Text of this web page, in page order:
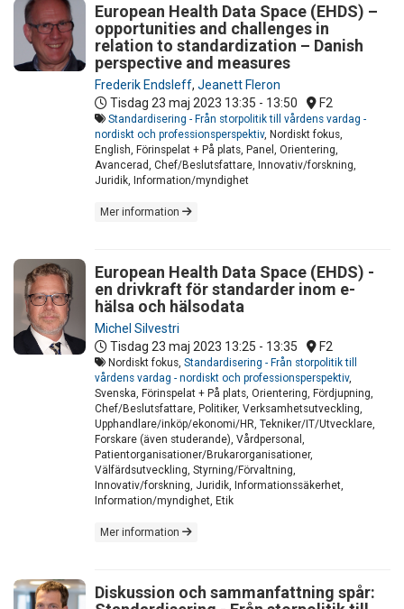
European Health Data Space (EHDS) –
opportunities and challenges in
relation to standardization – Danish
perspective and measures
Frederik Endsleff, Jeanett Fleron
Tisdag 23 maj 2023 13:35 - 13:50 F2
Standardisering - Från storpolitik till vårdens vardag -
nordiskt och professionsperspektiv, Nordiskt fokus,
English, Förinspelat + På plats, Panel, Orientering,
Avancerad, Chef/Beslutsfattare, Innovativ/forskning,
Juridik, Information/myndighet
Mer information
European Health Data Space (EHDS) -
en drivkraft för standarder inom e-
hälsa och hälsodata
Michel Silvestri
Tisdag 23 maj 2023 13:25 - 13:35 F2
Nordiskt fokus, Standardisering - Från storpolitik till
vårdens vardag - nordiskt och professionsperspektiv,
Svenska, Förinspelat + På plats, Orientering, Fördjupning,
Chef/Beslutsfattare, Politiker, Verksamhetsutveckling,
Upphandlare/inköp/ekonomi/HR, Tekniker/IT/Utvecklare,
Forskare (även studerande), Vårdpersonal,
Patientorganisationer/Brukarorganisationer,
Välfärdsutveckling, Styrning/Förvaltning,
Innovativ/forskning, Juridik, Informationssäkerhet,
Information/myndighet, Etik
Mer information
Diskussion och sammanfattning spår: